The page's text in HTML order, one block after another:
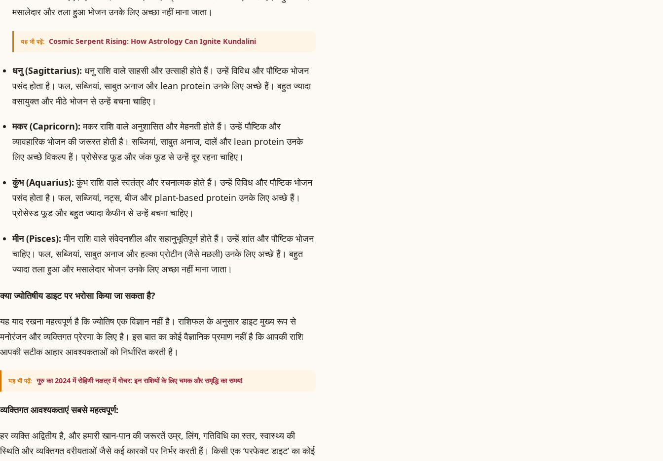
मसालेदार और तला हुआ भोजन उनके लिए अच्छा नहीं माना जाता।
यह भी पढ़ें: Cosmic Serpent Rising: How Astrology Can Ignite Kundalini
धनु (Sagittarius): धनु राशि वाले साहसी और उत्साही होते हैं। उन्हें विविध और पौष्टिक भोजन
पसंद होता है। फल, सब्जियां, साबुत अनाज और lean protein उनके लिए अच्छे हैं। बहुत ज्यादा
वसायुक्त और मीठे भोजन से उन्हें बचना चाहिए।
मकर (Capricorn): मकर राशि वाले अनुशासित और मेहनती होते हैं। उन्हें पौष्टिक और
व्यावहारिक भोजन की जरूरत होती है। सब्जियां, साबुत अनाज, दालें और lean protein उनके
लिए अच्छे विकल्प हैं। प्रोसेस्ड फूड और जंक फूड से उन्हें दूर रहना चाहिए।
कुंभ (Aquarius): कुंभ राशि वाले स्वतंत्र और रचनात्मक होते हैं। उन्हें विविध और पौष्टिक भोजन
पसंद होता है। फल, सब्जियां, नट्स, बीज और plant-based protein उनके लिए अच्छे हैं।
प्रोसेस्ड फूड और बहुत ज्यादा कैफीन से उन्हें बचना चाहिए।
मीन (Pisces): मीन राशि वाले संवेदनशील और सहानुभूतिपूर्ण होते हैं। उन्हें शांत और पौष्टिक भोजन
चाहिए। फल, सब्जियां, साबुत अनाज और हल्का प्रोटीन (जैसे मछली) उनके लिए अच्छे हैं। बहुत
ज्यादा तला हुआ और मसालेदार भोजन उनके लिए अच्छा नहीं माना जाता।
क्या ज्योतिषीय डाइट पर भरोसा किया जा सकता है?
यह याद रखना महत्वपूर्ण है कि ज्योतिष एक विज्ञान नहीं है। राशिफल के अनुसार डाइट मुख्य रूप से
मनोरंजन और व्यक्तिगत प्रेरणा के लिए है। इस बात का कोई वैज्ञानिक प्रमाण नहीं है कि आपकी राशि
आपकी सटीक आहार आवश्यकताओं को निर्धारित करती है।
यह भी पढ़ें: गुरु का 2024 में रोहिणी नक्षत्र में गोचर: इन राशियों के लिए चमक और समृद्धि का समय!
व्यक्तिगत आवश्यकताएं सबसे महत्वपूर्ण:
हर व्यक्ति अद्वितीय है, और हमारी खान-पान की जरूरतें उम्र, लिंग, गतिविधि का स्तर, स्वास्थ्य की
स्थिति और व्यक्तिगत वरीयताओं जैसे कई कारकों पर निर्भर करती हैं। किसी एक ‘परफेक्ट डाइट’ का कोई